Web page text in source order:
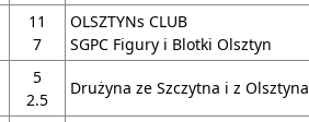
11
7
OLSZTYNs CLUB
SGPC Figury i Blotki Olsztyn
5
2.5
Drużyna ze Szczytna i z Olsztyna